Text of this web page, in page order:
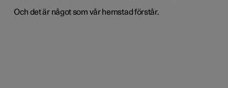
Och det är något som vår hemstad förstår.